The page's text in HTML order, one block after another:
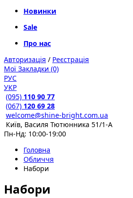
Новинки
Sale
Про нас
Авторизація / Реєстрація
Мої Закладки (0)
РУС
УКР
(095) 110 90 77
(067) 120 69 28
welcome@shine-bright.com.ua
Київ, Василя Тютюнника 51/1-А
Пн-Нд: 10:00-19:00
Головна
Обличчя
Набори
Набори